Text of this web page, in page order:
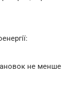
не менше